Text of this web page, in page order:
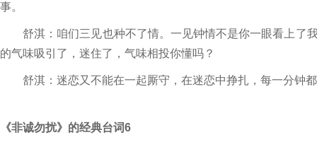
事。
舒淇：咱们三见也种不了情。一见钟情不是你一眼看上了
的气味吸引了，迷住了，气味相投你懂吗？
舒淇：迷恋又不能在一起厮守，在迷恋中挣扎，每一分钟
《非诚勿扰》的经典台词6